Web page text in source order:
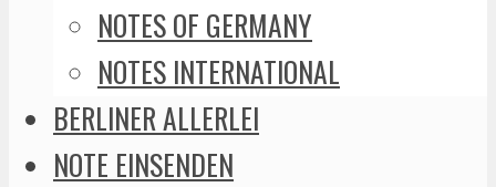
NOTES OF GERMANY
NOTES INTERNATIONAL
BERLINER ALLERLEI
NOTE EINSENDEN